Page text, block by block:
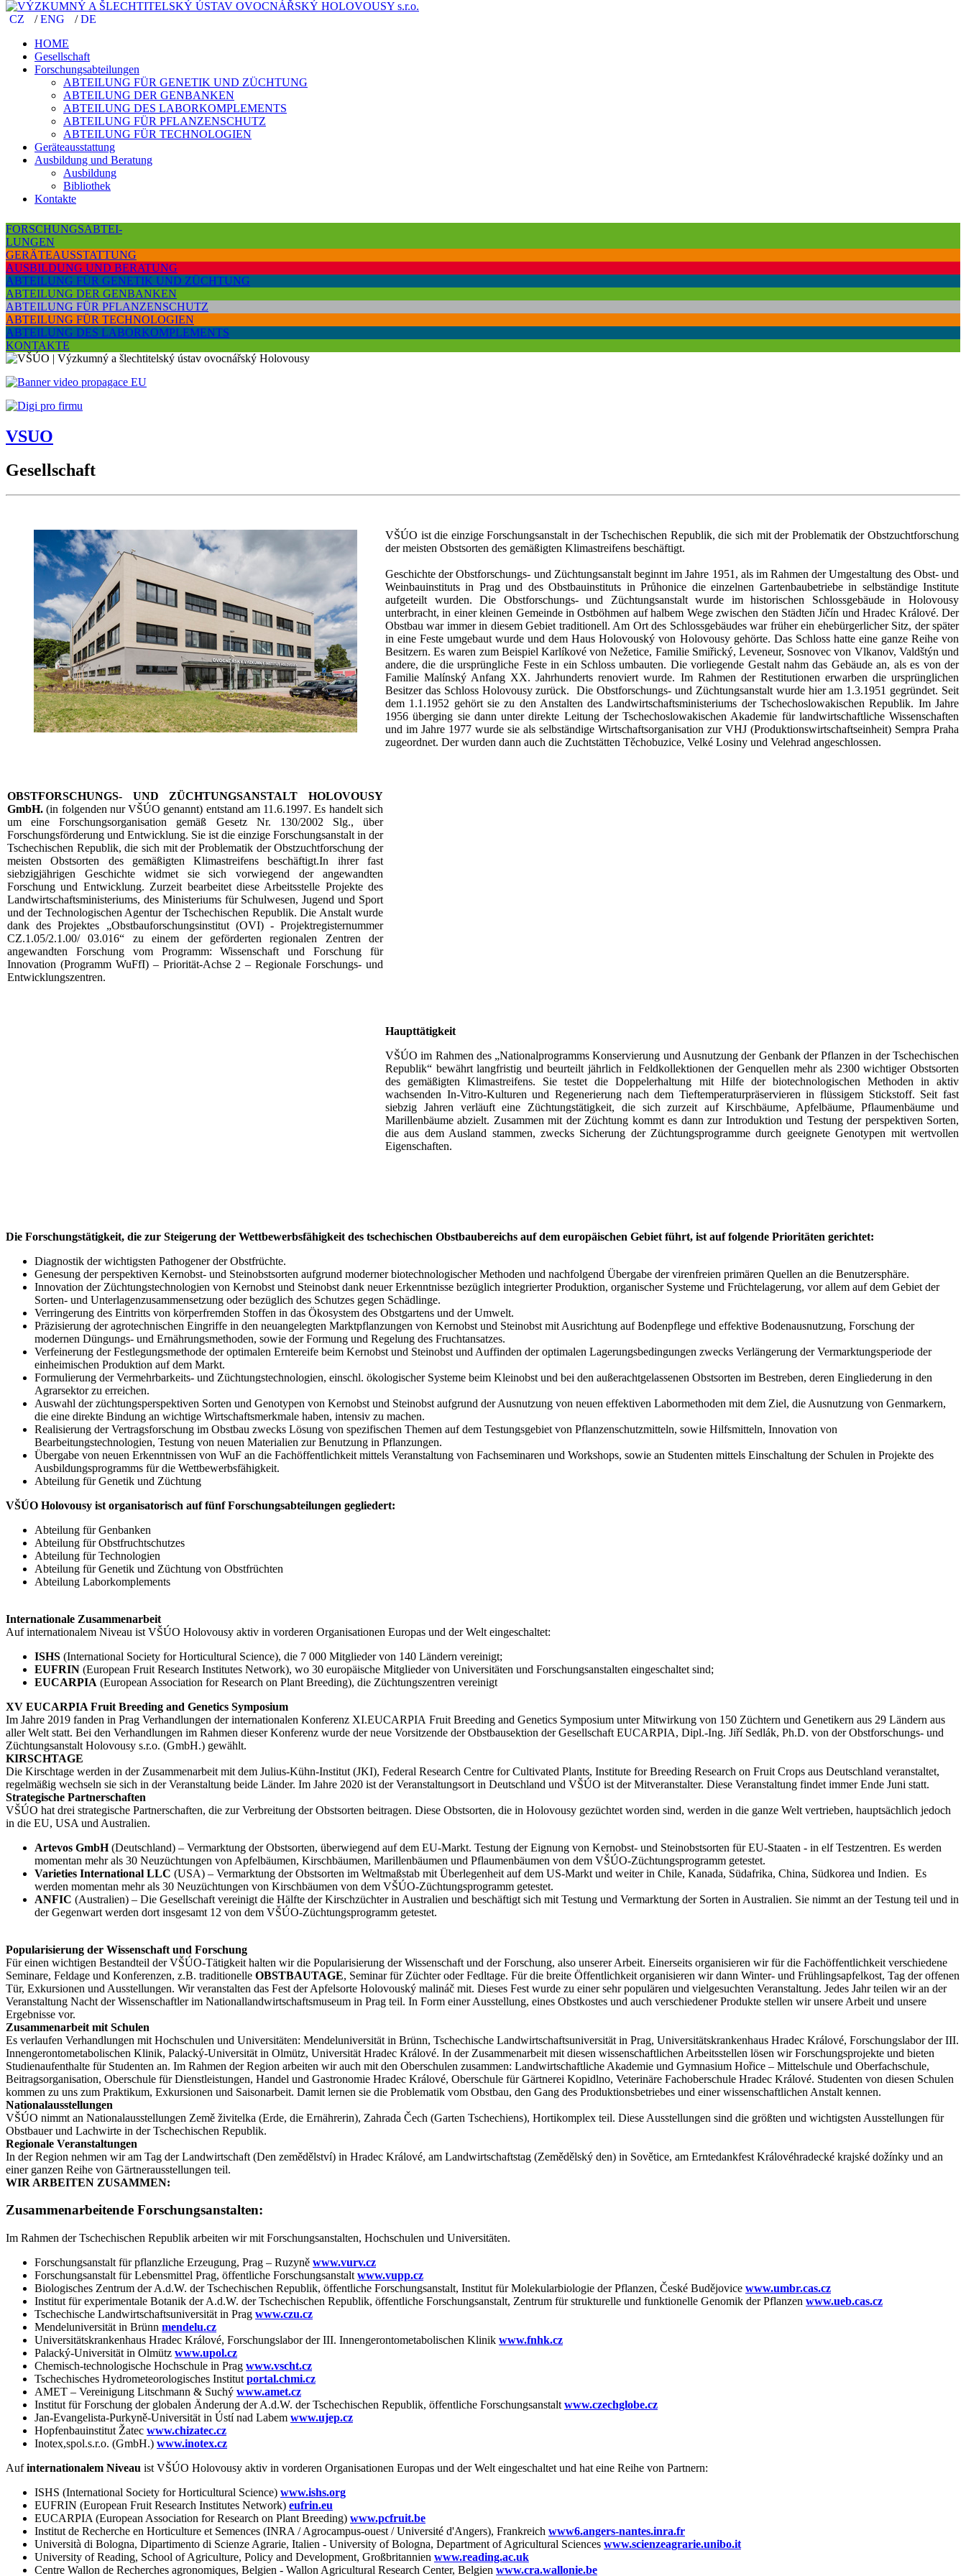
CZ / ENG / DE
HOME
Gesellschaft
Forschungsabteilungen
ABTEILUNG FÜR GENETIK UND ZÜCHTUNG
ABTEILUNG DER GENBANKEN
ABTEILUNG DES LABORKOMPLEMENTS
ABTEILUNG FÜR PFLANZENSCHUTZ
ABTEILUNG FÜR TECHNOLOGIEN
Geräteausstattung
Ausbildung und Beratung
Ausbildung
Bibliothek
Kontakte
CZ /ENG /DE
HOME
Gesellschaft
Forschungsabteilungen
ABTEILUNG FÜR GENETIK UND ZÜCHTUNG
ABTEILUNG DER GENBANKEN
ABTEILUNG DES LABORKOMPLEMENTS
ABTEILUNG FÜR PFLANZENSCHUTZ
ABTEILUNG FÜR TECHNOLOGIEN
Geräteausstattung
Ausbildung und Beratung
Ausbildung
Bibliothek
Kontakte
FORSCHUNGSABTEI-
LUNGEN
GERÄTEAUSSTATTUNG
AUSBILDUNG UND BERATUNG
ABTEILUNG FÜR GENETIK UND ZÜCHTUNG
ABTEILUNG DER GENBANKEN
ABTEILUNG FÜR PFLANZENSCHUTZ
ABTEILUNG FÜR TECHNOLOGIEN
ABTEILUNG DES LABORKOMPLEMENTS
KONTAKTE
VSUO
Gesellschaft
VŠÚO ist die einzige Forschungsanstalt in der Tschechischen Republik, die sich mit der Problematik der Obstzuchtforschung
der meisten Obstsorten des gemäßigten Klimastreifens beschäftigt.
Geschichte der Obstforschungs- und Züchtungsanstalt beginnt im Jahre 1951, als im Rahmen der Umgestaltung des Obst- und
Weinbauinstituts in Prag und des Obstbauinstituts in Průhonice die einzelnen Gartenbaubetriebe in selbständige Institute
aufgeteilt wurden. Die Obstforschungs- und Züchtungsanstalt wurde im historischen Schlossgebäude in Holovousy
unterbracht, in einer kleinen Gemeinde in Ostböhmen auf halbem Wege zwischen den Städten Jičín und Hradec Králové. Der
Obstbau war immer in diesem Gebiet traditionell. Am Ort des Schlossgebäudes war früher ein ehebürgerlicher Sitz, der später
in eine Feste umgebaut wurde und dem Haus Holovouský von Holovousy gehörte. Das Schloss hatte eine ganze Reihe von
Besitzern. Es waren zum Beispiel Karlíkové von Nežetice, Familie Smiřický, Leveneur, Sosnovec von Vlkanov, Valdštýn und
andere, die die ursprüngliche Feste in ein Schloss umbauten. Die vorliegende Gestalt nahm das Gebäude an, als es von der
Familie Malínský Anfang XX. Jahrhunderts renoviert wurde. Im Rahmen der Restitutionen erwarben die ursprünglichen
Besitzer das Schloss Holovousy zurück. Die Obstforschungs- und Züchtungsanstalt wurde hier am 1.3.1951 gegründet. Seit
dem 1.1.1952 gehört sie zu den Anstalten des Landwirtschaftsministeriums der Tschechoslowakischen Republik. Im Jahre
1956 überging sie dann unter direkte Leitung der Tschechoslowakischen Akademie für landwirtschaftliche Wissenschaften
und im Jahre 1977 wurde sie als selbständige Wirtschaftsorganisation zur VHJ (Produktionswirtschaftseinheit) Sempra Praha
zugeordnet. Der wurden dann auch die Zuchtstätten Těchobuzice, Velké Losiny und Velehrad angeschlossen.
OBSTFORSCHUNGS- UND ZÜCHTUNGSANSTALT HOLOVOUSY
GmbH.(in folgenden nur VŠÚO genannt) entstand am 11.6.1997. Es handelt sich
um eine Forschungsorganisation gemäß Gesetz Nr. 130/2002 Slg., über
Forschungsförderung und Entwicklung. Sie ist die einzige Forschungsanstalt in der
Tschechischen Republik, die sich mit der Problematik der Obstzuchtforschung der
meisten Obstsorten des gemäßigten Klimastreifens beschäftigt.In ihrer fast
siebzigjährigen Geschichte widmet sie sich vorwiegend der angewandten
Forschung und Entwicklung. Zurzeit bearbeitet diese Arbeitsstelle Projekte des
Landwirtschaftsministeriums, des Ministeriums für Schulwesen, Jugend und Sport
und der Technologischen Agentur der Tschechischen Republik. Die Anstalt wurde
dank des Projektes „Obstbauforschungsinstitut (OVI) - Projektregisternummer
CZ.1.05/2.1.00/ 03.016“ zu einem der geförderten regionalen Zentren der
angewandten Forschung vom Programm: Wissenschaft und Forschung für
Innovation (Programm WuFfI) – Priorität-Achse 2 – Regionale Forschungs- und
Entwicklungszentren.
Haupttätigkeit
VŠÚO im Rahmen des „Nationalprogramms Konservierung und Ausnutzung der Genbank der Pflanzen in der Tschechischen
Republik“ bewährt langfristig und beurteilt jährlich in Feldkollektionen der Genquellen mehr als 2300 wichtiger Obstsorten
des gemäßigten Klimastreifens. Sie testet die Doppelerhaltung mit Hilfe der biotechnologischen Methoden in aktiv
wachsenden In-Vitro-Kulturen und Regenerierung nach dem Tieftemperaturpräservieren in flüssigem Stickstoff. Seit fast
siebzig Jahren verläuft eine Züchtungstätigkeit, die sich zurzeit auf Kirschbäume, Apfelbäume, Pflaumenbäume und
Marillenbäume abzielt. Zusammen mit der Züchtung kommt es dann zur Introduktion und Testung der perspektiven Sorten,
die aus dem Ausland stammen, zwecks Sicherung der Züchtungsprogramme durch geeignete Genotypen mit wertvollen
Eigenschaften.
Die Forschungstätigkeit, die zur Steigerung der Wettbewerbsfähigkeit des tschechischen Obstbaubereichs auf dem europäischen Gebiet führt, ist auf folgende Prioritäten gerichtet:
Diagnostik der wichtigsten Pathogener der Obstfrüchte.
Genesung der perspektiven Kernobst- und Steinobstsorten aufgrund moderner biotechnologischer Methoden und nachfolgend Übergabe der virenfreien primären Quellen an die Benutzersphäre.
Innovation der Züchtungstechnologien von Kernobst und Steinobst dank neuer Erkenntnisse bezüglich integrierter Produktion, organischer Systeme und Früchtelagerung, vor allem auf dem Gebiet der
Sorten- und Unterlagenzusammensetzung oder bezüglich des Schutzes gegen Schädlinge.
Verringerung des Eintritts von körperfremden Stoffen in das Ökosystem des Obstgartens und der Umwelt.
Präzisierung der agrotechnischen Eingriffe in den neuangelegten Marktpflanzungen von Kernobst und Steinobst mit Ausrichtung auf Bodenpflege und effektive Bodenausnutzung, Forschung der
modernen Düngungs- und Ernährungsmethoden, sowie der Formung und Regelung des Fruchtansatzes.
Verfeinerung der Festlegungsmethode der optimalen Erntereife beim Kernobst und Steinobst und Auffinden der optimalen Lagerungsbedingungen zwecks Verlängerung der Vermarktungsperiode der
einheimischen Produktion auf dem Markt.
Formulierung der Vermehrbarkeits- und Züchtungstechnologien, einschl. ökologischer Systeme beim Kleinobst und bei den außerachtgelassenen Obstsorten im Bestreben, deren Eingliederung in den
Agrarsektor zu erreichen.
Auswahl der züchtungsperspektiven Sorten und Genotypen von Kernobst und Steinobst aufgrund der Ausnutzung von neuen effektiven Labormethoden mit dem Ziel, die Ausnutzung von Genmarkern,
die eine direkte Bindung an wichtige Wirtschaftsmerkmale haben, intensiv zu machen.
Realisierung der Vertragsforschung im Obstbau zwecks Lösung von spezifischen Themen auf dem Testungsgebiet von Pflanzenschutzmitteln, sowie Hilfsmitteln, Innovation von
Bearbeitungstechnologien, Testung von neuen Materialien zur Benutzung in Pflanzungen.
Übergabe von neuen Erkenntnissen von WuF an die Fachöffentlichkeit mittels Veranstaltung von Fachseminaren und Workshops, sowie an Studenten mittels Einschaltung der Schulen in Projekte des
Ausbildungsprogramms für die Wettbewerbsfähigkeit.
Abteilung für Genetik und Züchtung
VŠÚO Holovousy ist organisatorisch auf fünf Forschungsabteilungen gegliedert:
Abteilung für Genbanken
Abteilung für Obstfruchtschutzes
Abteilung für Technologien
Abteilung für Genetik und Züchtung von Obstfrüchten
Abteilung Laborkomplements
Internationale Zusammenarbeit
Auf internationalem Niveau ist VŠÚO Holovousy aktiv in vorderen Organisationen Europas und der Welt eingeschaltet:
ISHS (International Society for Horticultural Science), die 7 000 Mitglieder von 140 Ländern vereinigt;
EUFRIN (European Fruit Research Institutes Network), wo 30 europäische Mitglieder von Universitäten und Forschungsanstalten eingeschaltet sind;
EUCARPIA (European Association for Research on Plant Breeding), die Züchtungszentren vereinigt
XV EUCARPIA Fruit Breeding and Genetics Symposium
Im Jahre 2019 fanden in Prag Verhandlungen der internationalen Konferenz XI.EUCARPIA Fruit Breeding and Genetics Symposium unter Mitwirkung von 150 Züchtern und Genetikern aus 29 Ländern aus
aller Welt statt. Bei den Verhandlungen im Rahmen dieser Konferenz wurde der neue Vorsitzende der Obstbausektion der Gesellschaft EUCARPIA, Dipl.-Ing. Jiří Sedlák, Ph.D. von der Obstforschungs- und
Züchtungsanstalt Holovousy s.r.o. (GmbH.) gewählt.
KIRSCHTAGE
Die Kirschtage werden in der Zusammenarbeit mit dem Julius-Kühn-Institut (JKI), Federal Research Centre for Cultivated Plants, Institute for Breeding Research on Fruit Crops aus Deutschland veranstaltet,
regelmäßig wechseln sie sich in der Veranstaltung beide Länder. Im Jahre 2020 ist der Veranstaltungsort in Deutschland und VŠÚO ist der Mitveranstalter. Diese Veranstaltung findet immer Ende Juni statt.
Strategische Partnerschaften
VŠÚO hat drei strategische Partnerschaften, die zur Verbreitung der Obstsorten beitragen. Diese Obstsorten, die in Holovousy gezüchtet worden sind, werden in die ganze Welt vertrieben, hauptsächlich jedoch
in die EU, USA und Australien.
Artevos GmbH(Deutschland) – Vermarktung der Obstsorten, überwiegend auf dem EU-Markt. Testung der Eignung von Kernobst- und Steinobstsorten für EU-Staaten - in elf Testzentren. Es werden
momentan mehr als 30 Neuzüchtungen von Apfelbäumen, Kirschbäumen, Marillenbäumen und Pflaumenbäumen von dem VŠÚO-Züchtungsprogramm getestet.
Varieties International LLC (USA) – Vermarktung der Obstsorten im Weltmaßstab mit Überlegenheit auf dem US-Markt und weiter in Chile, Kanada, Südafrika, China, Südkorea und Indien. Es
werden momentan mehr als 30 Neuzüchtungen von Kirschbäumen von dem VŠÚO-Züchtungsprogramm getestet.
ANFIC (Australien) – Die Gesellschaft vereinigt die Hälfte der Kirschzüchter in Australien und beschäftigt sich mit Testung und Vermarktung der Sorten in Australien. Sie nimmt an der Testung teil und in
der Gegenwart werden dort insgesamt 12 von dem VŠÚO-Züchtungsprogramm getestet.
Popularisierung der Wissenschaft und Forschung
Für einen wichtigen Bestandteil der VŠÚO-Tätigkeit halten wir die Popularisierung der Wissenschaft und der Forschung, also unserer Arbeit. Einerseits organisieren wir für die Fachöffentlichkeit verschiedene
Seminare, Feldage und Konferenzen, z.B. traditionelle OBSTBAUTAGE, Seminar für Züchter oder Fedltage. Für die breite Öffentlichkeit organisieren wir dann Winter- und Frühlingsapfelkost, Tag der offenen
Tür, Exkursionen und Ausstellungen. Wir veranstalten das Fest der Apfelsorte Holovouský malináč mit. Dieses Fest wurde zu einer sehr populären und vielgesuchten Veranstaltung. Jedes Jahr teilen wir an der
Veranstaltung Nacht der Wissenschaftler im Nationallandwirtschaftsmuseum in Prag teil. In Form einer Ausstellung, eines Obstkostes und auch verschiedener Produkte stellen wir unsere Arbeit und unsere
Ergebnisse vor.
Zusammenarbeit mit Schulen
Es verlaufen Verhandlungen mit Hochschulen und Universitäten: Mendeluniversität in Brünn, Tschechische Landwirtschaftsuniversität in Prag, Universitätskrankenhaus Hradec Králové, Forschungslabor der III.
Innengerontometabolischen Klinik, Palacký-Universität in Olmütz, Universität Hradec Králové. In der Zusammenarbeit mit diesen wissenschaftlichen Arbeitsstellen lösen wir Forschungsprojekte und bieten
Studienaufenthalte für Studenten an. Im Rahmen der Region arbeiten wir auch mit den Oberschulen zusammen: Landwirtschaftliche Akademie und Gymnasium Hořice – Mittelschule und Oberfachschule,
Beitragsorganisation, Oberschule für Dienstleistungen, Handel und Gastronomie Hradec Králové, Oberschule für Gärtnerei Kopidlno, Veterinäre Fachoberschule Hradec Králové. Studenten von diesen Schulen
kommen zu uns zum Praktikum, Exkursionen und Saisonarbeit. Damit lernen sie die Problematik vom Obstbau, den Gang des Produktionsbetriebes und einer wissenschaftlichen Anstalt kennen.
Nationalausstellungen
VŠÚO nimmt an Nationalausstellungen Země živitelka (Erde, die Ernährerin), Zahrada Čech (Garten Tschechiens), Hortikomplex teil. Diese Ausstellungen sind die größten und wichtigsten Ausstellungen für
Obstbauer und Lachwirte in der Tschechischen Republik.
Regionale Veranstaltungen
In der Region nehmen wir am Tag der Landwirtschaft (Den zemědělství) in Hradec Králové, am Landwirtschaftstag (Zemědělský den) in Sovětice, am Erntedankfest Královéhradecké krajské dožínky und an
einer ganzen Reihe von Gärtnerausstellungen teil.
WIR ARBEITEN ZUSAMMEN:
Zusammenarbeitende Forschungsanstalten:
Im Rahmen der Tschechischen Republik arbeiten wir mit Forschungsanstalten, Hochschulen und Universitäten.
Forschungsanstalt für pflanzliche Erzeugung, Prag – Ruzyně www.vurv.cz
Forschungsanstalt für Lebensmittel Prag, öffentliche Forschungsanstalt www.vupp.cz
Biologisches Zentrum der A.d.W. der Tschechischen Republik, öffentliche Forschungsanstalt, Institut für Molekularbiologie der Pflanzen, České Budějovice www.umbr.cas.cz
Institut für experimentale Botanik der A.d.W. der Tschechischen Republik, öffentliche Forschungsanstalt, Zentrum für strukturelle und funktionelle Genomik der Pflanzen www.ueb.cas.cz
Tschechische Landwirtschaftsuniversität in Prag www.czu.cz
Mendeluniversität in Brünn mendelu.cz
Universitätskrankenhaus Hradec Králové, Forschungslabor der III. Innengerontometabolischen Klinik www.fnhk.cz
Palacký-Universität in Olmütz www.upol.cz
Chemisch-technologische Hochschule in Prag www.vscht.cz
Tschechisches Hydrometeorologisches Institut portal.chmi.cz
AMET – Vereinigung Litschmann & Suchý www.amet.cz
Institut für Forschung der globalen Änderung der A.d.W. der Tschechischen Republik, öffentliche Forschungsanstalt www.czechglobe.cz
Jan-Evangelista-Purkyně-Universität in Ústí nad Labem www.ujep.cz
Hopfenbauinstitut Žatec www.chizatec.cz
Inotex,spol.s.r.o. (GmbH.) www.inotex.cz
Aufinternationalem Niveau ist VŠÚO Holovousy aktiv in vorderen Organisationen Europas und der Welt eingeschaltet und hat eine Reihe von Partnern:
ISHS (International Society for Horticultural Science) www.ishs.org
EUFRIN (European Fruit Research Institutes Network) eufrin.eu
EUCARPIA (European Association for Research on Plant Breeding) www.pcfruit.be
Institut de Recherche en Horticulture et Semences (INRA / Agrocampus-ouest / Université d'Angers), Frankreich www6.angers-nantes.inra.fr
Università di Bologna, Dipartimento di Scienze Agrarie, Italien - University of Bologna, Department of Agricultural Sciences www.scienzeagrarie.unibo.it
University of Reading, School of Agriculture, Policy and Development, Großbritannien www.reading.ac.uk
Centre Wallon de Recherches agronomiques, Belgien - Wallon Agricultural Research Center, Belgien www.cra.wallonie.be